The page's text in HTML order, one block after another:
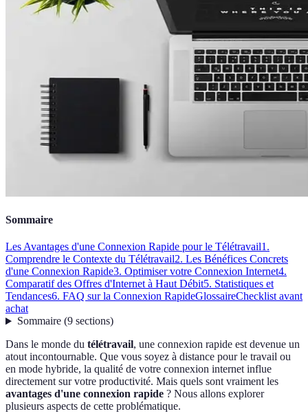
Sommaire
Les Avantages d'une Connexion Rapide pour le Télétravail1.
Comprendre le Contexte du Télétravail2. Les Bénéfices Concrets
d'une Connexion Rapide3. Optimiser votre Connexion Internet4.
Comparatif des Offres d'Internet à Haut Débit5. Statistiques et
Tendances6. FAQ sur la Connexion RapideGlossaireChecklist avant
achat
Sommaire(9 sections)
Dans le monde du télétravail, une connexion rapide est devenue un
atout incontournable. Que vous soyez à distance pour le travail ou
en mode hybride, la qualité de votre connexion internet influe
directement sur votre productivité. Mais quels sont vraiment les
avantages d'une connexion rapide ? Nous allons explorer
plusieurs aspects de cette problématique.